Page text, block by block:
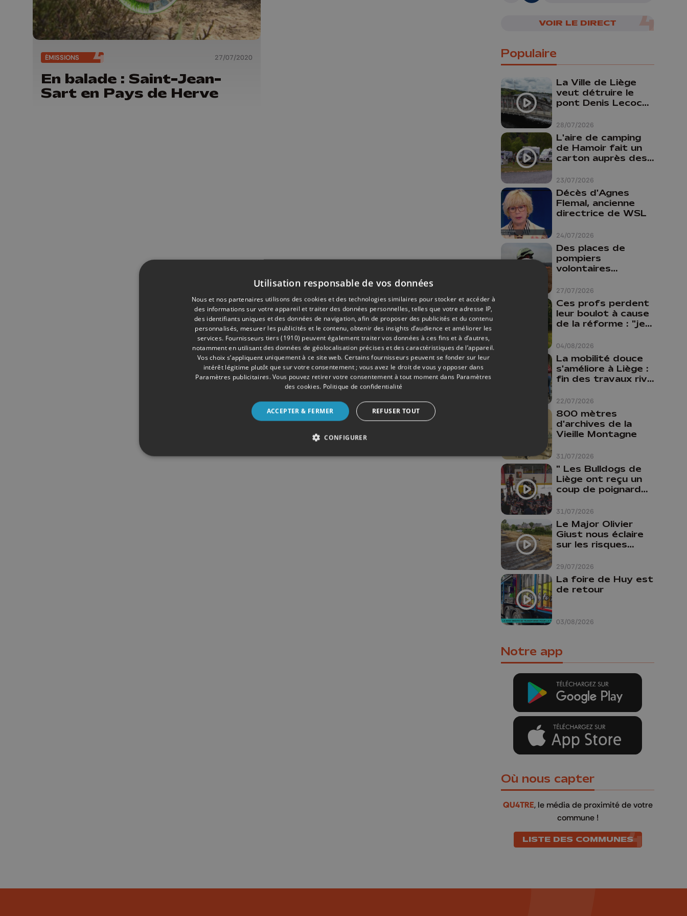
ÉMISSIONS 27/07/2020
En balade : Saint-Jean-
Sart en Pays de Herve
VOIR LE DIRECT
Populaire
28/07/2026
La Ville de Liège
veut détruire le
pont Denis Lecocq
budget pour le
faire
23/07/2026
L'aire de camping
de Hamoir fait un
carton auprès des
24/07/2026
Décès d'Agnes
Flemal, ancienne
directrice de WSL
27/07/2026
Des places de
pompiers
volontaires
province de Liège :
"Un citoyen qui
n'est formé ne
peut pas nous
aider"
04/08/2026
Ces profs perdent
leur boulot à cause
de la réforme : "je
comme prof que
comme
pharmacienne"
22/07/2026
La mobilité douce
s'améliore à Liège :
fin des travaux rive
cyclo-piétonnes
Avroy et
Guillemins...
31/07/2026
800 mètres
d'archives de la
Vieille Montagne
31/07/2026
" Les Bulldogs de
Liège ont reçu un
coup de poignard
29/07/2026
Le Major Olivier
Giust nous éclaire
sur les risques
Belgique : "Un
incendie comme en
Gironde ne pourrait
pas avoir lieu chez
03/08/2026
La foire de Huy est
de retour
Notre app
Où nous capter
QU4TRE, le média de proximité de votre
commune !
LISTE DES COMMUNES
Utilisation responsable de vos données
Nous et nos partenaires utilisons des cookies et des technologies similaires pour stocker et accéder à
des informations sur votre appareil et traiter des données personnelles, telles que votre adresse IP,
des identifiants uniques et des données de navigation, afin de proposer des publicités et du contenu
personnalisés, mesurer les publicités et le contenu, obtenir des insights d’audience et améliorer les
services. Fournisseurs tiers (1910) peuvent également traiter vos données à ces fins et à d’autres,
notamment en utilisant des données de géolocalisation précises et des caractéristiques de l’appareil.
Vos choix s’appliquent uniquement à ce site web. Certains fournisseurs peuvent se fonder sur leur
intérêt légitime plutôt que sur votre consentement ; vous avez le droit de vous y opposer dans
Paramètres publicitaires. Vous pouvez retirer votre consentement à tout moment dans Paramètres
des cookies. Politique de confidentialité
ACCEPTER & FERMER REFUSER TOUT
CONFIGURER